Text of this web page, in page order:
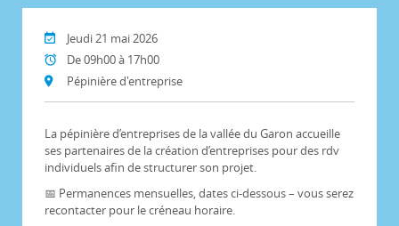
Jeudi 21 mai 2026
De 09h00 à 17h00
Pépinière d'entreprise
La pépinière d’entreprises de la vallée du Garon accueille
ses partenaires de la création d’entreprises pour des rdv
individuels afin de structurer son projet.
📅 Permanences mensuelles, dates ci-dessous – vous serez
recontacter pour le créneau horaire.